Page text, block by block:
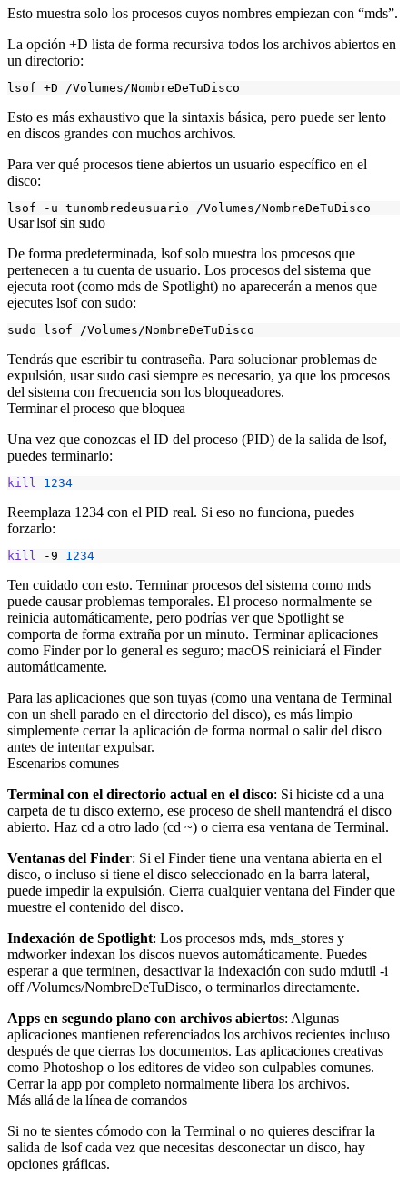
Esto muestra solo los procesos cuyos nombres empiezan con “mds”.
La opción +D lista de forma recursiva todos los archivos abiertos en
un directorio:
Esto es más exhaustivo que la sintaxis básica, pero puede ser lento
en discos grandes con muchos archivos.
Para ver qué procesos tiene abiertos un usuario específico en el
disco:
Usar lsof sin sudo
De forma predeterminada, lsof solo muestra los procesos que
pertenecen a tu cuenta de usuario. Los procesos del sistema que
ejecuta root (como mds de Spotlight) no aparecerán a menos que
ejecutes lsof con sudo:
Tendrás que escribir tu contraseña. Para solucionar problemas de
expulsión, usar sudo casi siempre es necesario, ya que los procesos
del sistema con frecuencia son los bloqueadores.
Terminar el proceso que bloquea
Una vez que conozcas el ID del proceso (PID) de la salida de lsof,
puedes terminarlo:
kill 1234
Reemplaza 1234 con el PID real. Si eso no funciona, puedes
forzarlo:
kill -9 1234
Ten cuidado con esto. Terminar procesos del sistema como mds
puede causar problemas temporales. El proceso normalmente se
reinicia automáticamente, pero podrías ver que Spotlight se
comporta de forma extraña por un minuto. Terminar aplicaciones
como Finder por lo general es seguro; macOS reiniciará el Finder
automáticamente.
Para las aplicaciones que son tuyas (como una ventana de Terminal
con un shell parado en el directorio del disco), es más limpio
simplemente cerrar la aplicación de forma normal o salir del disco
antes de intentar expulsar.
Escenarios comunes
Terminal con el directorio actual en el disco: Si hiciste cd a una
carpeta de tu disco externo, ese proceso de shell mantendrá el disco
abierto. Haz cd a otro lado (cd ~) o cierra esa ventana de Terminal.
Ventanas del Finder: Si el Finder tiene una ventana abierta en el
disco, o incluso si tiene el disco seleccionado en la barra lateral,
puede impedir la expulsión. Cierra cualquier ventana del Finder que
muestre el contenido del disco.
Indexación de Spotlight: Los procesos mds, mds_stores y
mdworkerindexan los discos nuevos automáticamente. Puedes
esperar a que terminen, desactivar la indexación con sudo mdutil -i
off /Volumes/NombreDeTuDisco, o terminarlos directamente.
Apps en segundo plano con archivos abiertos: Algunas
aplicaciones mantienen referenciados los archivos recientes incluso
después de que cierras los documentos. Las aplicaciones creativas
como Photoshop o los editores de video son culpables comunes.
Cerrar la app por completo normalmente libera los archivos.
Más allá de la línea de comandos
Si no te sientes cómodo con la Terminal o no quieres descifrar la
salida de lsof cada vez que necesitas desconectar un disco, hay
opciones gráficas.